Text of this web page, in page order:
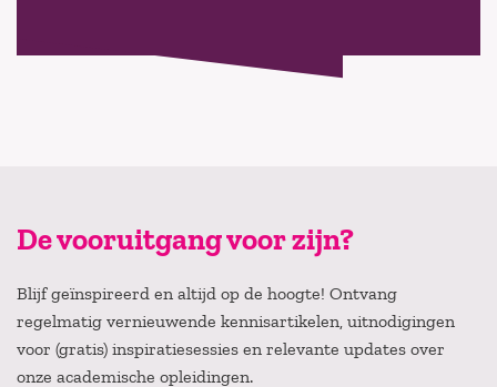
De vooruitgang voor zijn?
Blijf geïnspireerd en altijd op de hoogte! Ontvang
regelmatig vernieuwende kennisartikelen, uitnodigingen
voor (gratis) inspiratiesessies en relevante updates over
onze academische opleidingen.